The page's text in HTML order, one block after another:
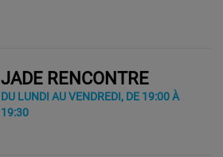
JADE RENCONTRE
DU LUNDI AU VENDREDI, DE 19:00 À
19:30